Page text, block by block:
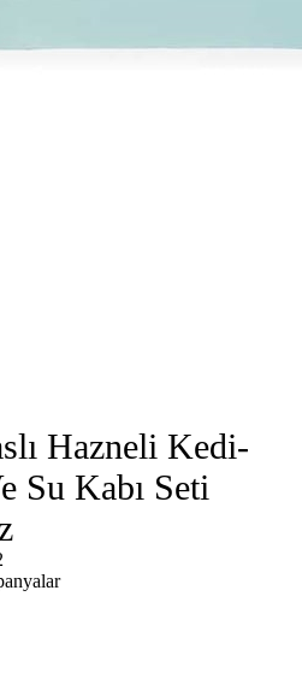
Hazneli Kedi-
Su Kabı Seti